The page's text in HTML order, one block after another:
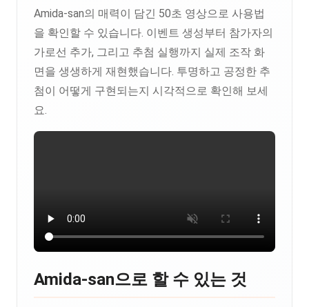
Amida-san의 매력이 담긴 50초 영상으로 사용법
을 확인할 수 있습니다. 이벤트 생성부터 참가자의
가로선 추가, 그리고 추첨 실행까지 실제 조작 화
면을 생생하게 재현했습니다. 투명하고 공정한 추
첨이 어떻게 구현되는지 시각적으로 확인해 보세
요.
Amida-san으로 할 수 있는 것